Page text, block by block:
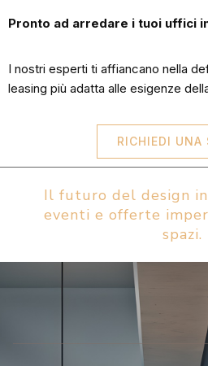
Pronto ad arredare i tuoi uffici
I nostri esperti ti affiancano nella
leasing più adatta alle esigenze
RICHIEDI UNA
Il futuro del design
eventi e offerte
spazi.